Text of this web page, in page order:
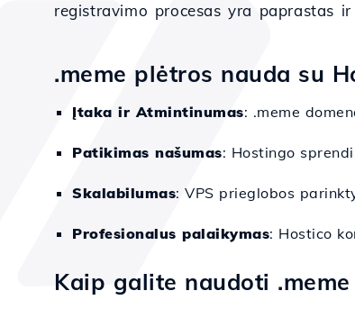
registravimo procesas yra paprastas
.meme plėtros nauda su
Įtaka ir Atmintinumas: .meme
Patikimas našumas: Hostingo
Skalabilumas: VPS prieglobos
Profesionalus palaikymas: Hostico
Kaip galite naudoti .meme